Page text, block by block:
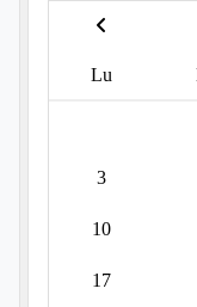
Lu
3
10
17